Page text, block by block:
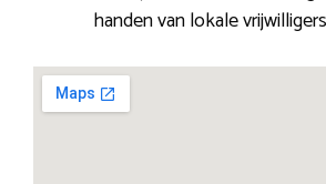
handen van lokale